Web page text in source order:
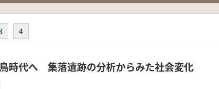
4
時代へ 集落遺跡の分析からみた社会変化